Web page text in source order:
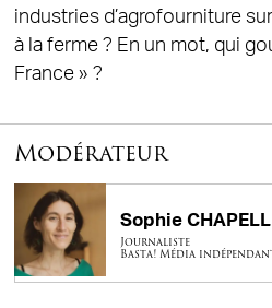
industries d’agrofourniture
à la ferme ? En un mot, qui
France » ?
Modérateur
Sophie
Journaliste
Basta! Média